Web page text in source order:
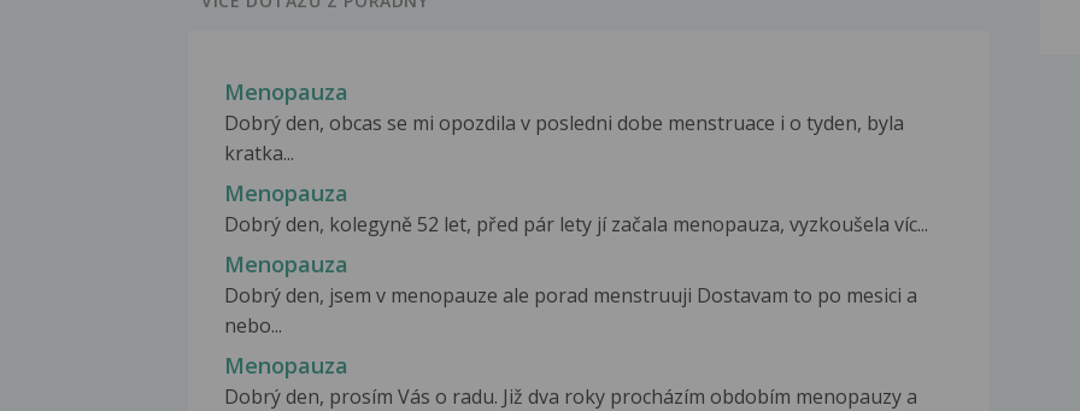
Menopauza
Dobrý den, obcas se mi opozdila v posledni dobe menstruace i o tyden, byla
kratka...
Menopauza
Dobrý den, kolegyně 52 let, před pár lety jí začala menopauza, vyzkoušela víc...
Menopauza
Dobrý den, jsem v menopauze ale porad menstruuji Dostavam to po mesici a
nebo...
Menopauza
Dobrý den, prosím Vás o radu. Již dva roky procházím obdobím menopauzy a